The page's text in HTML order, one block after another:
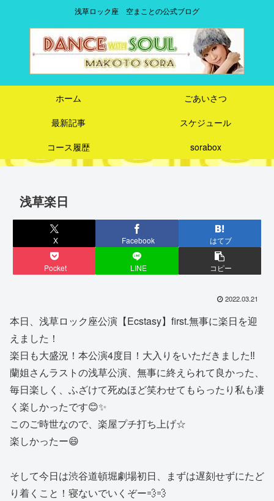
浅草ロック座 空まことの公式ブログ
ホーム
ごあいさつ
最新記事
スケジュール
コース履歴
sorabox
浅草楽日
X Facebook はてブ
Pocket LINE コピー
2022.03.21
本日、浅草ロック座公演【Ecstasy】first.無事に楽日を迎
えました！
楽日も大盛況！本公演4度目！大入りをいただきました‼︎
蘭姐さんラストの浅草公演、無事に終えられて良かった、
毎日楽しく、ふざけて死ぬほど笑わせてもらったり私も凄
く楽しかったです😊✨
このご時世なので、楽屋プチ打ち上げ☆
楽しかったー😄
そして今日は渋谷道頓堀劇場初日、まずは遅刻せずにたど
り着くこと！寝ないでいくぞー💨💨